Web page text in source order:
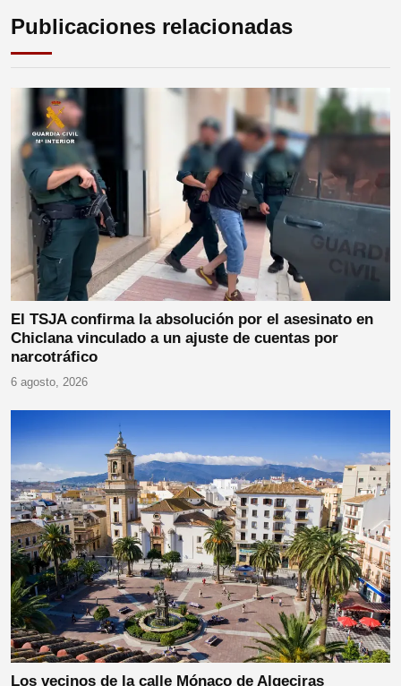
Publicaciones relacionadas
El TSJA confirma la absolución por el asesinato en
Chiclana vinculado a un ajuste de cuentas por
narcotráfico
6 agosto, 2026
Los vecinos de la calle Mónaco de Algeciras